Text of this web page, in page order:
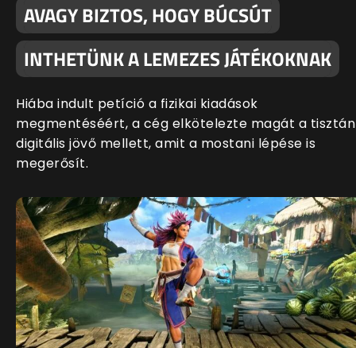
AVAGY BIZTOS, HOGY BÚCSÚT
INTHETÜNK A LEMEZES JÁTÉKOKNAK
Hiába indult petíció a fizikai kiadások
megmentéséért, a cég elkötelezte magát a tisztán
digitális jövő mellett, amit a mostani lépése is
megerősít.